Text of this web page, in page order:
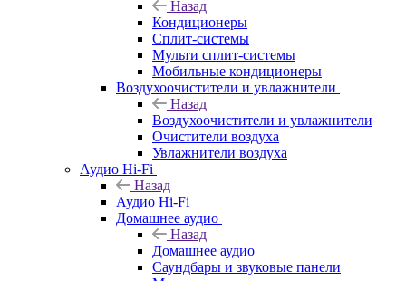
Назад
Кондиционеры
Сплит-системы
Мульти сплит-системы
Мобильные кондиционеры
Воздухоочистители и увлажнители
Назад
Воздухоочистители и увлажнители
Очистители воздуха
Увлажнители воздуха
Аудио Hi-Fi
Назад
Аудио Hi-Fi
Домашнее аудио
Назад
Домашнее аудио
Саундбары и звуковые панели